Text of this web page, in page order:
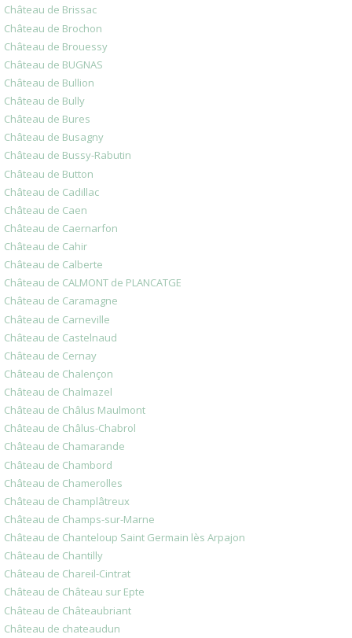
Château de Brissac
Château de Brochon
Château de Brouessy
Château de BUGNAS
Château de Bullion
Château de Bully
Château de Bures
Château de Busagny
Château de Bussy-Rabutin
Château de Button
Château de Cadillac
Château de Caen
Château de Caernarfon
Château de Cahir
Château de Calberte
Château de CALMONT de PLANCATGE
Château de Caramagne
Château de Carneville
Château de Castelnaud
Château de Cernay
Château de Chalençon
Château de Chalmazel
Château de Châlus Maulmont
Château de Châlus-Chabrol
Château de Chamarande
Château de Chambord
Château de Chamerolles
Château de Champlâtreux
Château de Champs-sur-Marne
Château de Chanteloup Saint Germain lès Arpajon
Château de Chantilly
Château de Chareil-Cintrat
Château de Château sur Epte
Château de Châteaubriant
Château de chateaudun